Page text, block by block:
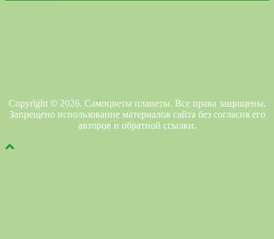
Copyright © 2026. Самоцветы планеты. Все права защищены.
Запрещено использование материалов сайта без согласия его
авторов и обратной ссылки.